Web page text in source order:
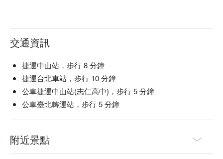
交通資訊
捷運中山站，步行 8 分鐘
捷運台北車站，步行 10 分鐘
公車捷運中山站(志仁高中)，步行 5 分鐘
公車臺北轉運站，步行 5 分鐘
附近景點